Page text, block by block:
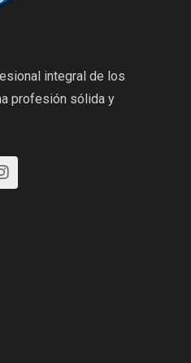
integral de los
profesión sólida y